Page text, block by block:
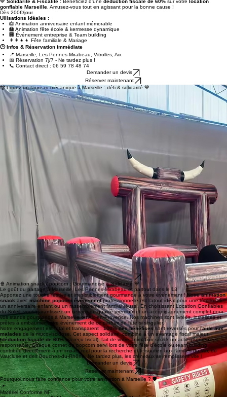
Un choix solidaire :100% des bénéficessoutiennent l' aide aux maladesde la mucoviscidose.
Votre fête devient un acte généreux finançant la recherche et les familles.
💙Solidarité & Fiscalité :
gonflable Marseille . Amusez-vous tout en agissant pour la bonne cause !
Dès 200€/jour
Uilisations idéales :
🎂 Animation anniversaire enfant mémorable
🏫 Animation fête école & kermesse dynamique
🏢 Événement entreprise & Team building
👨‍👩‍👧‍👦 Fête familiale & Mariage
🕒 Infos & Réservation immédiate
📍 Marseille, Les Pennes-Mirabeau, Vitrolles, Aix
📅 Réservation 7j/7 - Ne tardez plus !
📞 Contact direct : 06 59 78 48 74
Demander un devis
Réserver maintenant
🤠 Louez un taureau mécanique à Marseille : défi & solidarité 💙
L’animation spectaculaire pour votre événement à Marseille !
location taureau mécanique
est l’atout maître pour faire de votre fête un moment
mémorable et riche en émotions. Ce défi ludique attire tous les regards et crée instantanément
une ambiance festive. Grâce à une vitesse et une difficulté réglables, il permet aux enfants
comme aux adultes de tester leur équilibre en toute sécurité. Que ce soit pour un anniversaire,
une kermesse ou une fête d’école aux Pennes-Mirabeau, c'est l'assurance d'un succès garanti.
L’installation et l’accompagnement sont assurés par notre équipe professionnelle, garantissant
fiabilité et sécurité. Louer notre taureau mécanique, c’est aussi faire un geste du cœur :
des bénéfices sont reversés
pour soutenir la lutte contre la mucoviscidose, aidant ainsi les
enfants et les familles touchés par la maladie.
Plaisir partagé et engagement solidaire.
👉 Avantage fiscal exceptionnel :
60% du montant de la location est déductible de vos impôts
(reçu fiscal fourni par l'association).
Réservez maintenant pour garantir la date de votre
animation événement !
Ce qui fait la différence pour votre location taureau mécanique :
✅
Vitesse & difficulté réglables
(pour tous les âges)
✅Matériel sécurisé
certifié conforme aux normes NF
Installation pro
Fiabilité & Accompagnement
✅ Idéal pour : anniversaire enfant, fête école, kermesse et événement entreprise
Infos Pratiques - Animation événement
🟩 Zone de livraison :Marseille,Les Pennes-Mirabeau, Vitrolles, Marignane, Aix-en-
🟦 Durée standard : Forfait journée (8 heures) adaptable
🟨 Réservation conseillée : Le temps presse, contactez-nous vite !
🟧 Installation : assurée par nos soins de A à Z
Réserver maintenant
🍿 Animation snack / popcorn : Gourmandise & Solidarité 💙
Le goût du partage à Marseille, Les Pennes-Mirabeau et partout dans le 13
Apportez une touche festive et irresistiblement gourmande à votre événement ! Notreanimation
snackavecmachine popcorn événementprofessionnelle est l’atout idéal pour une fête locale,
un anniversaire enfant ou un rassemblement familial réussi. En choisissant Location Gonflables
du Soleil, vous garantissez un service de qualité premium et un accompagnement complet pour
vos stands gourmands à Marseille ou Aix-en-Provence. Nos machines sont livrées, installées et
prêtes à embaumer votre événement de ce parfum de fête si singulier.
Notre engagement est total et transparent :100% des bénéficessont reversés pour l'aide aux
maladesde la mucoviscidose. Cet aspect solidaire, combiné à un avantage fiscal majeur
(déduction fiscale de 60%via reçu fiscal), fait de votre animation snack un acte généreux et
responsable. Chaque cornet de popcorn servi lors de votre fête d'école ou team building
contribue directement à un impact réel pour la recherche et le soutien aux familles du Var, du
Vaucluse et des Bouches-du-Rhône. Ne tardez plus, les créneaux se remplissent vite !
Demander un devis
Réserver maintenant
Pourquoi nous faire confiance pour votre animation à Marseille ? 🛡️